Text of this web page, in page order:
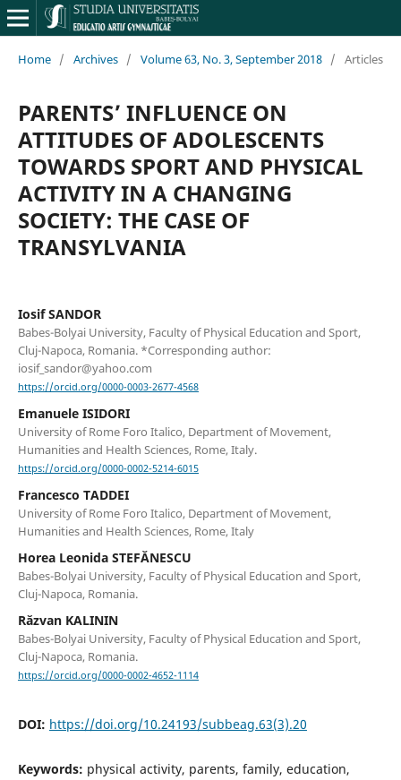
Home / Archives / Volume 63, No. 3, September 2018 / Articles
PARENTS’ INFLUENCE ON
ATTITUDES OF ADOLESCENTS
TOWARDS SPORT AND PHYSICAL
ACTIVITY IN A CHANGING
SOCIETY: THE CASE OF
TRANSYLVANIA
Iosif SANDOR
Babes-Bolyai University, Faculty of Physical Education and Sport,
Cluj-Napoca, Romania. *Corresponding author:
iosif_sandor@yahoo.com
https://orcid.org/0000-0003-2677-4568
Emanuele ISIDORI
University of Rome Foro Italico, Department of Movement,
Humanities and Health Sciences, Rome, Italy.
https://orcid.org/0000-0002-5214-6015
Francesco TADDEI
University of Rome Foro Italico, Department of Movement,
Humanities and Health Sciences, Rome, Italy
Horea Leonida STEFĂNESCU
Babes-Bolyai University, Faculty of Physical Education and Sport,
Cluj-Napoca, Romania.
Răzvan KALININ
Babes-Bolyai University, Faculty of Physical Education and Sport,
Cluj-Napoca, Romania.
https://orcid.org/0000-0002-4652-1114
DOI: https://doi.org/10.24193/subbeag.63(3).20
Keywords: physical activity, parents, family, education,